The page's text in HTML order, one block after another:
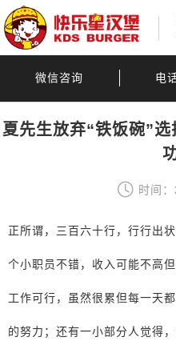
微信咨询 电
夏先生放弃“铁饭碗”
时间
正所谓，三百六十行，行行出
个小职员不错，收入可能不高
工作可行，虽然很累但每一天
的努力；还有一小部分人觉得